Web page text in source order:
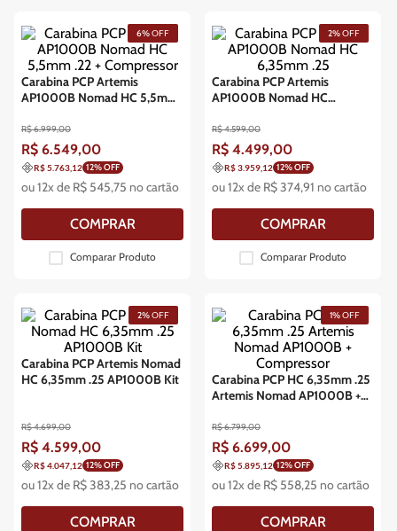
Carabina PCP Artemis
AP1000B Nomad HC 5,5mm
R$6.999,00
R$ 6.549,00
6%OFF
R$ 5.763,12 12% OFF
ou12x de R$ 545,75 no cartão
COMPRAR
Comparar Produto
Carabina PCP Artemis
AP1000B Nomad HC
R$4.599,00
R$ 4.499,00
2%OFF
R$ 3.959,12 12% OFF
ou12x de R$374,91 no cartão
COMPRAR
Comparar Produto
Carabina PCP Artemis Nomad
HC 6,35mm .25 AP1000B Kit
R$4.699,00
R$ 4.599,00
2%OFF
R$ 4.047,12 12% OFF
ou12x de R$383,25 no cartão
COMPRAR
Carabina PCP HC 6,35mm .25
Artemis Nomad AP1000B +
R$6.799,00
R$ 6.699,00
1%OFF
R$ 5.895,12 12% OFF
ou12x de R$ 558,25 no cartão
COMPRAR